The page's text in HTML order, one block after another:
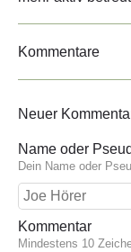
Kommentare
Neuer
Name oder
Dein Name oder
Kommentar
Mindestens 10